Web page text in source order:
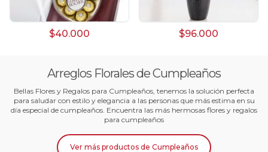
$40.000 $96.000
Arreglos Florales de Cumpleaños
Bellas Flores y Regalos para Cumpleaños, tenemos la solución perfecta
para saludar con estilo y elegancia a las personas que más estima en su
día especial de cumpleaños. Encuentra las más hermosas flores y regalos
para cumpleaños
Ver más productos de Cumpleaños